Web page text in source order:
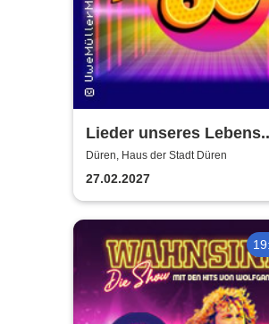
Lieder unseres
80er
Düren, Haus der Stadt Düren
27.02.2027